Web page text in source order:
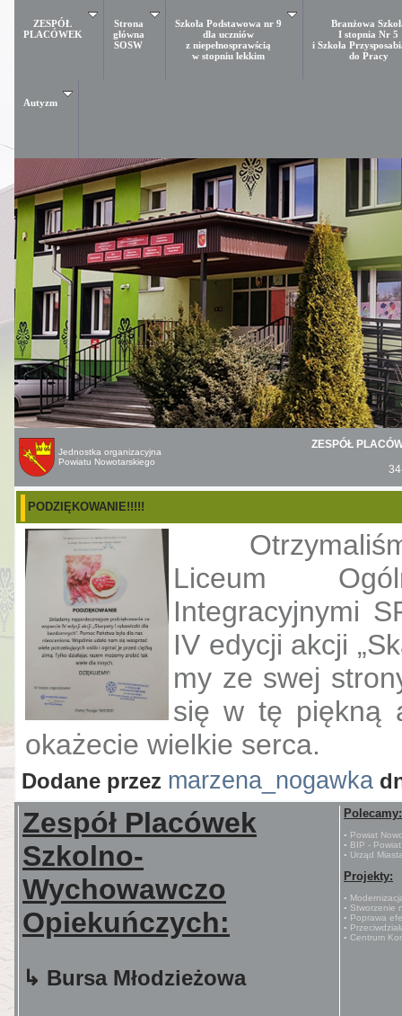
ZESPÓŁ
PLACÓWEK
Strona
główna
SOSW
Szkoła Podstawowa nr 9
dla uczniów
z niepełnosprawścią
w stopniu lekkim
Branżowa
I stopnia Nr 5
i Szkoła
do Pracy
Autyzm
Jednostka organizacyjna
Powiatu Nowotarskiego
ZESPÓŁ
PODZIĘKOWANIE!!!!!
Liceum
Integracyjnymi
IV edycji akcji
my ze swej
się w tę piękną
okażecie wielkie serca.
Dodane przez marzena_nogawka
Zespół Placówek
Szkolno-
Wychowawczo
Opiekuńczych:
↳ Bursa Młodzieżowa
Polecamy:
▪ Powiat
▪ BIP -
▪ Urząd
Projekty:
▪
▪ Stworzenie
▪ Poprawa
▪
▪ Centrum